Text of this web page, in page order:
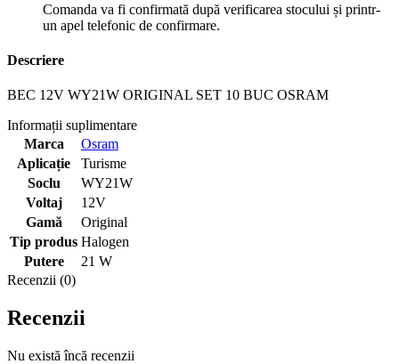
Comanda va fi confirmată după verificarea stocului și printr-
un apel telefonic de confirmare.
Descriere
BEC 12V WY21W ORIGINAL SET 10 BUC OSRAM
Informații suplimentare
Marca
Osram
Aplicație
Turisme
Soclu
WY21W
Voltaj
12V
Gamă
Original
Tip produs Halogen
Putere
21 W
Recenzii (0)
Recenzii
Nu există încă recenzii